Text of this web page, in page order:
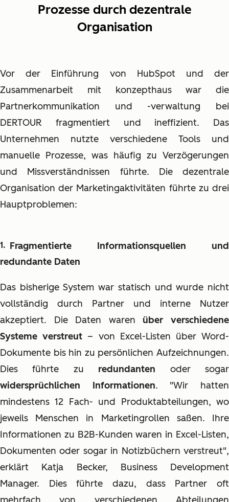
Prozesse durch dezentrale
Organisation
Vor der Einführung von HubSpot und der
Zusammenarbeit mit konzepthaus war die
Partnerkommunikation und -verwaltung bei
DERTOUR fragmentiert und ineffizient. Das
Unternehmen nutzte verschiedene Tools und
manuelle Prozesse, was häufig zu Verzögerungen
und Missverständnissen führte. Die dezentrale
Organisation der Marketingaktivitäten führte zu drei
Hauptproblemen:
Fragmentierte Informationsquellen und
redundante Daten
Das bisherige System war statisch und wurde nicht
vollständig durch Partner und interne Nutzer
akzeptiert. Die Daten waren über verschiedene
Systeme verstreut – von Excel-Listen über Word-
Dokumente bis hin zu persönlichen Aufzeichnungen.
Dies führte zu redundanten oder sogar
widersprüchlichen Informationen. "Wir hatten
mindestens 12 Fach- und Produktabteilungen, wo
jeweils Menschen in Marketingrollen saßen. Ihre
Informationen zu B2B-Kunden waren in Excel-Listen,
Dokumenten oder sogar in Notizbüchern verstreut",
erklärt Katja Becker, Business Development
Manager. Dies führte dazu, dass Partner oft